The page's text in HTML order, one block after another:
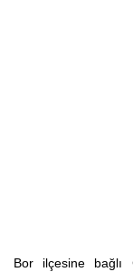
Bor ilçesine bağlı